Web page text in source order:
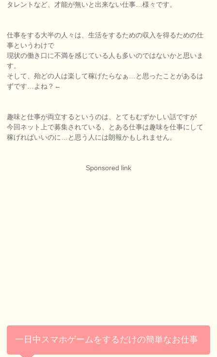
タレントなど、才能が無いと出来ない仕事…様々です。
仕事をする大半の人々は、生活をするための収入を得るための仕
事というわけで
現状の働き口に不満を感じている人も多いのではないかと思いま
す。
そして、殆どの人は楽して稼げたらなぁ…と思ったことがあるは
ずです…よね？←
趣味と仕事が両立するというのは、とてもむずかしい話ですが
今回ネット上で募集されている、とある仕事は趣味を仕事にして
稼げればいいのに…と思う人には朗報かもしれません。
Sponsored link
一日中スマホゲームをするだけの簡単なお仕事